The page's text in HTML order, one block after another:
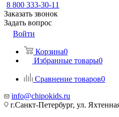
8 800 333-30-11
Заказать звонок
Задать вопрос
Войти
Корзина0
Избранные товары0
Сравнение товаров0
info@chipokids.ru
г.Санкт-Петербург, ул.